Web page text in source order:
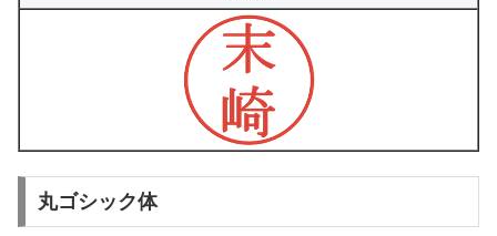
丸ゴシック体